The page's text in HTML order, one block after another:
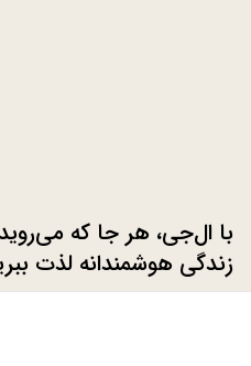
با ال‌جی، هر جا که
زندگی هوشمندانه لذت